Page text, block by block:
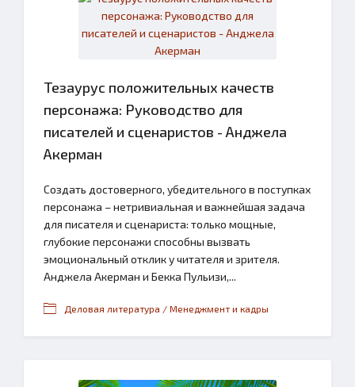
Тезаурус положительных качеств
персонажа: Руководство для
писателей и сценаристов - Анджела
Акерман
Создать достоверного, убедительного в поступках
персонажа – нетривиальная и важнейшая задача
для писателя и сценариста: только мощные,
глубокие персонажи способны вызвать
эмоциональный отклик у читателя и зрителя.
Анджела Акерман и Бекка Пульизи,...
Деловая литература / Менеджмент и кадры